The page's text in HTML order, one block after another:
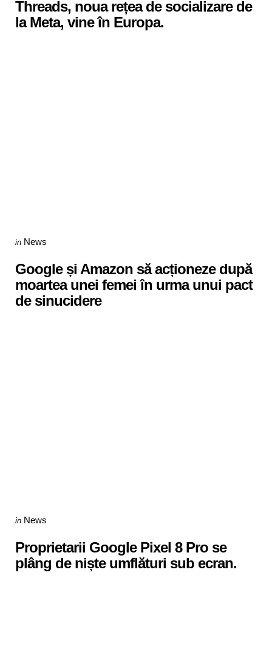
Threads, noua rețea de socializare de
la Meta, vine în Europa.
Categories
Posted
in News
Google și Amazon să acționeze după
moartea unei femei în urma unui pact
de sinucidere
Categories
Posted
in News
Proprietarii Google Pixel 8 Pro se
plâng de niște umflături sub ecran.